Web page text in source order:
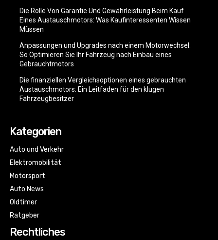
Die Rolle Von Garantie Und Gewährleistung Beim Kauf
Eines Austauschmotors: Was Kaufinteressenten Wissen
Müssen
Anpassungen und Upgrades nach einem Motorwechsel:
So Optimieren Sie Ihr Fahrzeug nach Einbau eines
Gebrauchtmotors
Die finanziellen Vergleichsoptionen eines gebrauchten
Austauschmotors: Ein Leitfaden für den klugen
Fahrzeugbesitzer
Kategorien
Auto und Verkehr
Elektromobilität
Motorsport
Auto News
Oldtimer
Ratgeber
Rechtliches